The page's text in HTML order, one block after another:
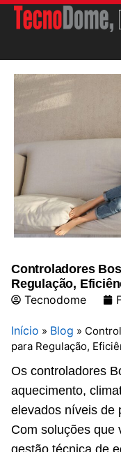
Controladores
Regulação,
Tecnodome
Início » Blog »
para Regulação,
Os controladores
aquecimento,
elevados níveis de
Com soluções que
gestão técnica de